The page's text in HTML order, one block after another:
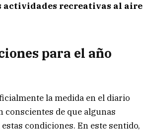
actividades recreativas al aire
para el año
la medida en el diario
conscientes de que algunas
condiciones. En este sentido,